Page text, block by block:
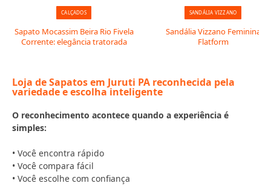
CALÇADOS
Sapato Mocassim Beira Rio Fivela
Corrente: elegância tratorada
SANDÁLIA VIZZANO
Sandália Vizzano Feminina
Flatform
Loja de Sapatos em Juruti PA reconhecida pela
variedade e escolha inteligente
O reconhecimento acontece quando a experiência é
simples:
• Você encontra rápido
• Você compara fácil
• Você escolhe com confiança